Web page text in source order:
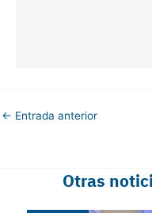
← Entrada anterior
Otras